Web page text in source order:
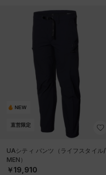
NEW
直営限定
UAシティ パンツ（ライフスタイル/
MEN）
￥19,910